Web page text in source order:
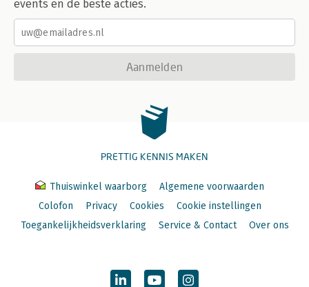
events en de beste acties.
Aanmelden
PRETTIG KENNIS MAKEN
Thuiswinkel waarborg
Algemene voorwaarden
Colofon
Privacy Cookies
Cookie instellingen
Toegankelijkheidsverklaring
Service & Contact Over ons